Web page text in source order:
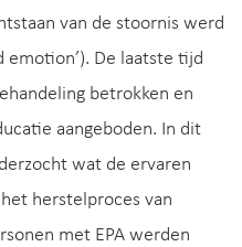
van de stoornis werd
emotion’). De laatste tijd
betrokken en
aangeboden. In dit
wat de ervaren
herstelproces van
met EPA werden